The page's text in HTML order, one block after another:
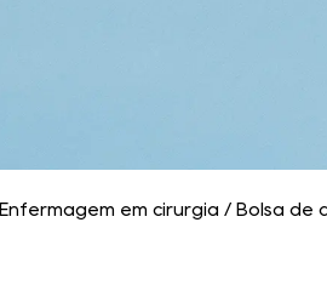
Enfermagem em cirurgia / Bolsa de